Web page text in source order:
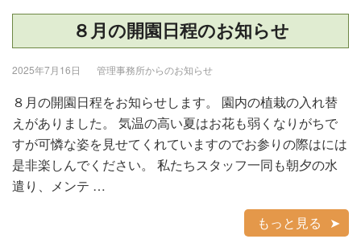
８月の開園日程のお知らせ
2025年7月16日 管理事務所からのお知らせ
８月の開園日程をお知らせします。 園内の植栽の入れ替
えがありました。 気温の高い夏はお花も弱くなりがちで
すが可憐な姿を見せてくれていますのでお参りの際はには
是非楽しんでください。 私たちスタッフ一同も朝夕の水
遣り、メンテ …
もっと見る